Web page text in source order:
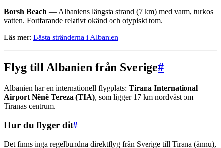
Borsh Beach — Albaniens längsta strand (7 km) med varm, turkos
vatten. Fortfarande relativt okänd och otypiskt tom.
Läs mer: Bästa stränderna i Albanien
Flyg till Albanien från Sverige#
Albanien har en internationell flygplats: Tirana International
Airport Nënë Tereza (TIA), som ligger 17 km nordväst om
Tiranas centrum.
Hur du flyger dit#
Det finns inga regelbundna direktflyg från Sverige till Tirana (ännu),